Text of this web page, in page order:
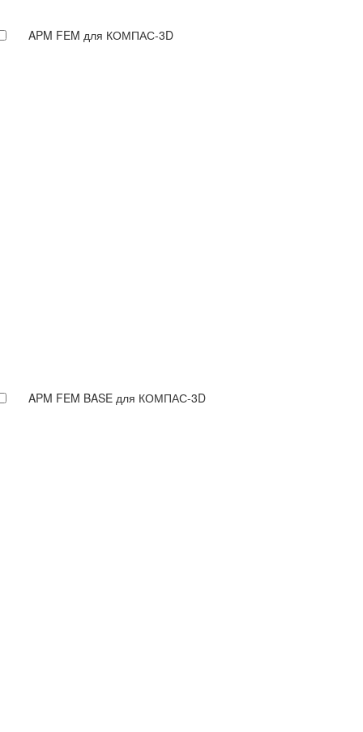
APM FEM для КОМПАС-3D
APM FEM BASE для КОМПАС-3D